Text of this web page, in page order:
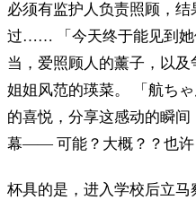
必须有监护人负责照顾，
过…… 「今天终于能见到她
当，爱照顾人的薰子，以
姐姐风范的瑛菜。 「航ち
的喜悦，分享这感动的瞬
幕—— 可能？大概？？也许
杯具的是，进入学校后立